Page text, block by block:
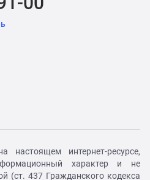
настоящем интернет-ресурсе,
характер и не
(ст. 437 Гражданского кодекса